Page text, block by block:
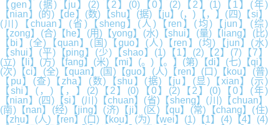
【gen】(据)【ju】(2)【2】(0)【0】(2)【2】(1)【1】(年)
【nian】(的)【de】(数)【shu】(据)【ju】(，)【，】(四)【si】
(川)【chuan】(省)【sheng】(人)【ren】(均)【jun】(综)
【zong】(合)【he】(用)【yong】(水)【shui】(量)【liang】(比)
【bi】(全)【quan】(国)【guo】(人)【ren】(均)【jun】(水)
【shui】(平)【ping】(少)【shao】(1)【1】(2)【2】(7)【7】
(立)【li】(方)【fang】(米)【mi】(。)【。】(第)【di】(七)【qi】
(次)【ci】(全)【quan】(国)【guo】(人)【ren】(口)【kou】(普)
【pu】(查)【zha】(数)【shu】(据)【ju】(显)【xian】(示)
【shi】(，)【，】(2)【2】(0)【0】(2)【2】(0)【0】(年)
【nian】(四)【si】(川)【chuan】(省)【sheng】(川)【chuan】
(南)【nan】(经)【jing】(济)【ji】(区)【qu】(常)【chang】(住)
【zhu】(人)【ren】(口)【kou】(为)【wei】(1)【1】(4)【4】(4)